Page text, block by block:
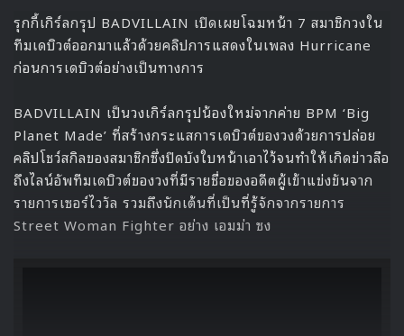
รุกกี้เกิร์ลกรุป BADVILLAIN เปิดเผยโฉมหน้า 7 สมาชิกวงใน
ทีมเดบิวต์ออกมาแล้วด้วยคลิปการแสดงในเพลง Hurricane
ก่อนการเดบิวต์อย่างเป็นทางการ
BADVILLAIN เป็นวงเกิร์ลกรุปน้องใหม่จากค่าย BPM ‘Big
Planet Made’ ที่สร้างกระแสการเดบิวต์ของวงด้วยการปล่อย
คลิปโชว์สกิลของสมาชิกซึ่งปิดบังใบหน้าเอาไว้จนทำให้เกิดข่าวลือ
ถึงไลน์อัพทีมเดบิวต์ของวงที่มีรายชื่อของอดีตผู้เข้าแข่งขันจาก
รายการเซอร์ไววัล รวมถึงนักเต้นที่เป็นที่รู้จักจากรายการ
Street Woman Fighter อย่าง เอมม่า ซง